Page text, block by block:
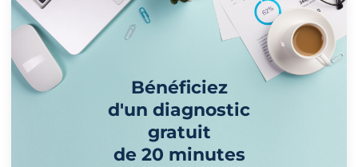
Bénéficiez
d'un diagnostic
gratuit
de 20 minutes